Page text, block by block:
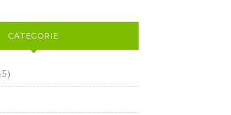
CATEGORIE